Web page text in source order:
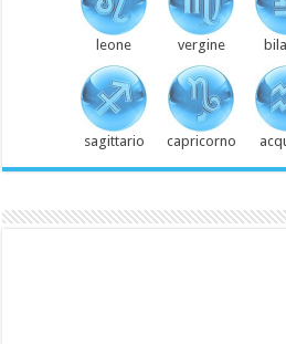
leone vergine
sagittario capricorno